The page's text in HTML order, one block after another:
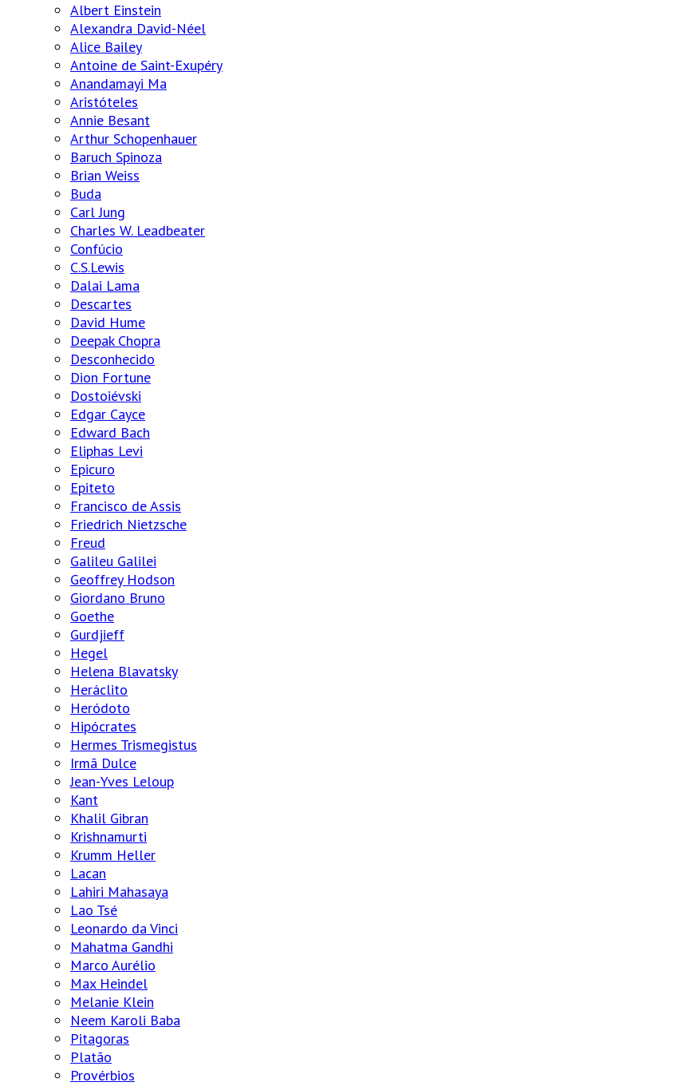
Albert Einstein
Alexandra David-Néel
Alice Bailey
Antoine de Saint-Exupéry
Anandamayi Ma
Aristóteles
Annie Besant
Arthur Schopenhauer
Baruch Spinoza
Brian Weiss
Buda
Carl Jung
Charles W. Leadbeater
Confúcio
C.S.Lewis
Dalai Lama
Descartes
David Hume
Deepak Chopra
Desconhecido
Dion Fortune
Dostoiévski
Edgar Cayce
Edward Bach
Eliphas Levi
Epicuro
Epiteto
Francisco de Assis
Friedrich Nietzsche
Freud
Galileu Galilei
Geoffrey Hodson
Giordano Bruno
Goethe
Gurdjieff
Hegel
Helena Blavatsky
Heráclito
Heródoto
Hipócrates
Hermes Trismegistus
Irmã Dulce
Jean-Yves Leloup
Kant
Khalil Gibran
Krishnamurti
Krumm Heller
Lacan
Lahiri Mahasaya
Lao Tsé
Leonardo da Vinci
Mahatma Gandhi
Marco Aurélio
Max Heindel
Melanie Klein
Neem Karoli Baba
Pitagoras
Platão
Provérbios